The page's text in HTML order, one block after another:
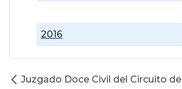
2016
Juzgado Doce Civil del Circuito de